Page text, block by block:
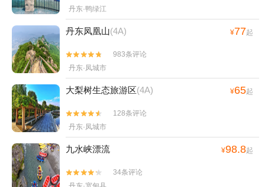
丹东·鸭绿江
丹东凤凰山(4A) ¥77起


983条评论
丹东·凤城市
大梨树生态旅游区(4A) ¥65起


128条评论
丹东·凤城市
九水峡漂流 ¥98.8起


34条评论